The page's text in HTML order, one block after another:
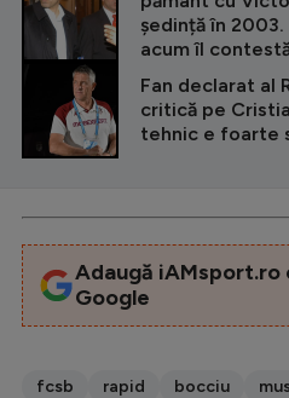
ședință în
acum îl
Fan declarat al
critică pe
tehnic e foarte
Adaugă iAMsport.ro
Google
fcsb rapid bocciu